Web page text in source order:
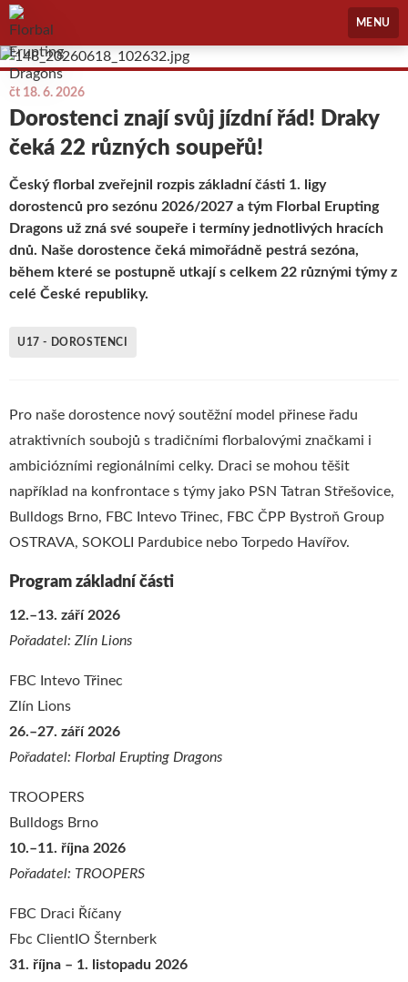
Florbal Erupting Dragons
MENU
čt 18. 6. 2026
Dorostenci znají svůj jízdní řád! Draky
čeká 22 různých soupeřů!
Český florbal zveřejnil rozpis základní části 1. ligy
dorostenců pro sezónu 2026/2027 a tým Florbal Erupting
Dragons už zná své soupeře i termíny jednotlivých hracích
dnů. Naše dorostence čeká mimořádně pestrá sezóna,
během které se postupně utkají s celkem 22 různými týmy z
celé České republiky.
U17 - DOROSTENCI
Pro naše dorostence nový soutěžní model přinese řadu
atraktivních soubojů s tradičními florbalovými značkami i
ambiciózními regionálními celky. Draci se mohou těšit
například na konfrontace s týmy jako PSN Tatran Střešovice,
Bulldogs Brno, FBC Intevo Třinec, FBC ČPP Bystroň Group
OSTRAVA, SOKOLI Pardubice nebo Torpedo Havířov.
Program základní části
12.–13. září 2026
Pořadatel: Zlín Lions
FBC Intevo Třinec
Zlín Lions
26.–27. září 2026
Pořadatel: Florbal Erupting Dragons
TROOPERS
Bulldogs Brno
10.–11. října 2026
Pořadatel: TROOPERS
FBC Draci Říčany
Fbc ClientIO Šternberk
31. října – 1. listopadu 2026